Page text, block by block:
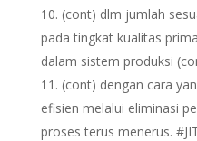
(cont) dlm jumlah
pada tingkat kualitas
dalam sistem produksi
(cont) dengan cara
efisien melalui eliminasi
proses terus menerus.